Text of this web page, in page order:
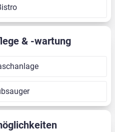
& -wartung